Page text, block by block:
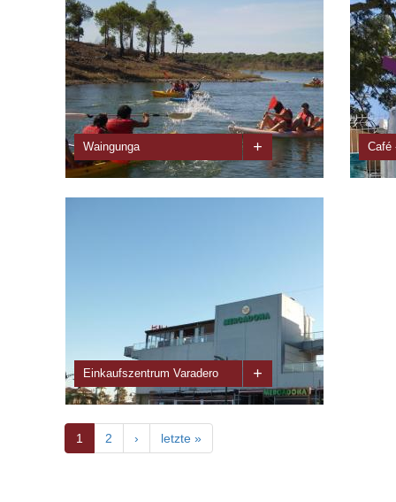
Diese Taverne eröffnete ihre Pforten erstmals im
Jahre 1984 blieb bis 1997 geöffnet, während dieser
ganzen Zeit unter dem Namen El...
Ein
Waingunga +
En Grupo Waingunga ofrecemos todo tipo de
actividades relacionadas con el turismo activo y el
deporte. Venir a Waingunga es pasar un ...
Café
Einkaufszentrum Varadero +
1 2 › letzte »